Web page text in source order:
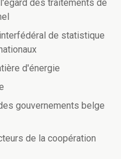
des traitements de
de statistique
d'énergie
gouvernements belge
de la coopération